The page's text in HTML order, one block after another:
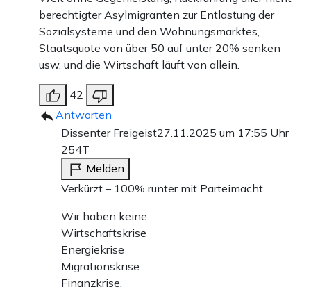
berechtigter Asylmigranten zur Entlastung der
Sozialsysteme und den Wohnungsmarktes,
Staatsquote von über 50 auf unter 20% senken
usw. und die Wirtschaft läuft von allein.
42
Antworten
Dissenter Freigeist27.11.2025 um 17:55 Uhr
254T
Melden
Verkürzt – 100% runter mit Parteimacht.
Wir haben keine.
Wirtschaftskrise
Energiekrise
Migrationskrise
Finanzkrise.